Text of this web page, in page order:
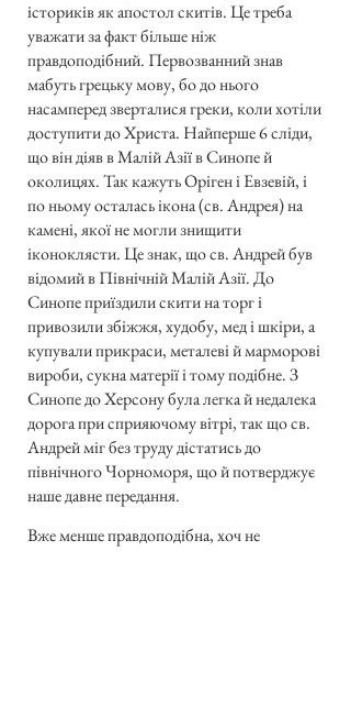
істориків як апостол скитів. Це треба
уважати за факт більше ніж
правдоподібний. Первозванний знав
мабуть грецьку мову, бо до нього
насамперед зверталися греки, коли хотіли
доступити до Христа. Найперше 6 сліди,
що він діяв в Малій Азії в Синопе й
околицях. Так кажуть Оріген і Евзевій, і
по ньому осталась ікона (св. Андрея) на
камені, якої не могли знищити
іконоклясти. Це знак, що св. Андрей був
відомий в Північній Малій Азії. До
Синопе приїздили скити на торг і
привозили збіжжя, худобу, мед і шкіри, а
купували прикраси, металеві й марморові
вироби, сукна матерії і тому подібне. З
Синопе до Херсону була легка й недалека
дорога при сприяючому вітрі, так що св.
Андрей міг без труду дістатись до
північного Чорноморя, що й потверджує
наше давне передання.
Вже менше правдоподібна, хоч не